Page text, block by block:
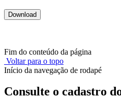
Fim do conteúdo da página
Voltar para o topo
Início da navegação de rodapé
Consulte o cadastro